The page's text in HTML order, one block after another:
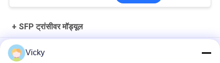
+ SFP ट्रांसीवर मॉड्यूल
10Gb/s SFP+ 1550nm 110km ऑप्टिकल ट्रांसीवर मॉड्यूल RoHS अनुरूप
Vicky